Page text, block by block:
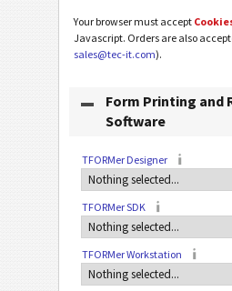
Your browser must accept
Javascript. Orders are also
sales@tec-it.com).
Form Printing and
Software
TFORMer Designer
TFORMer SDK
TFORMer Workstation